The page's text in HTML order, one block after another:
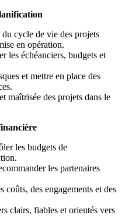
du cycle de vie des projets
en opération.
les échéanciers, budgets et
et mettre en place des
maîtrisée des projets dans le
les budgets de
les partenaires
des engagements et des
clairs, fiables et orientés vers